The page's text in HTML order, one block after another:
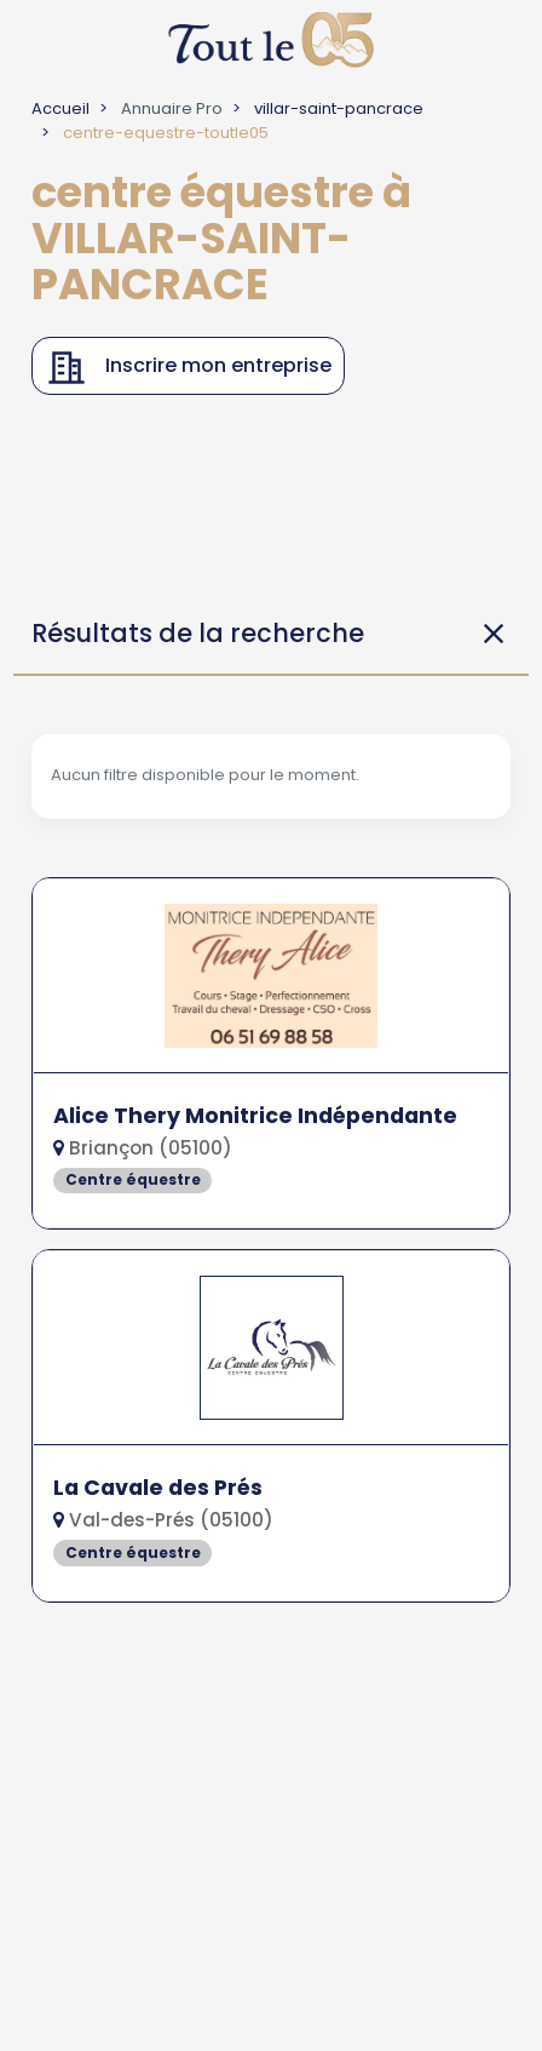
Accueil Annuaire Pro
villar-saint-pancrace
centre-equestre-toutle05
centre équestre à
VILLAR-SAINT-
PANCRACE
Inscrire mon entreprise
Résultats de la recherche
Aucun filtre disponible pour le moment.
Alice Thery Monitrice Indépendante
Briançon (05100)
Centre équestre
La Cavale des Prés
Val-des-Prés (05100)
Centre équestre